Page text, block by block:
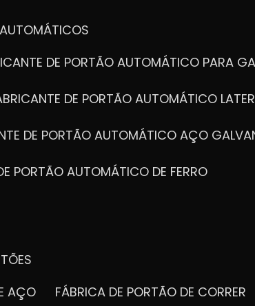
AUTOMÁTICOS
DE PORTÃO AUTOMÁTICO PARA
DE PORTÃO AUTOMÁTICO
DE PORTÃO AUTOMÁTICO AÇO
PORTÃO AUTOMÁTICO DE FERRO
AÇO FÁBRICA DE PORTÃO DE CORRER